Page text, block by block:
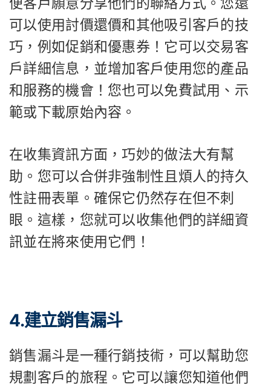
可以使用討價還價和其他吸引客戶的技
巧，例如促銷和優惠券！它可以交易客
戶詳細信息，並增加客戶使用您的產品
和服務的機會！您也可以免費試用、示
範或下載原始內容。
在收集資訊方面，巧妙的做法大有幫
助。您可以合併非強制性且煩人的持久
性註冊表單。確保它仍然存在但不刺
眼。這樣，您就可以收集他們的詳細資
訊並在將來使用它們！
4.建立銷售漏斗
銷售漏斗是一種行銷技術，可以幫助您
規劃客戶的旅程。它可以讓您知道他們